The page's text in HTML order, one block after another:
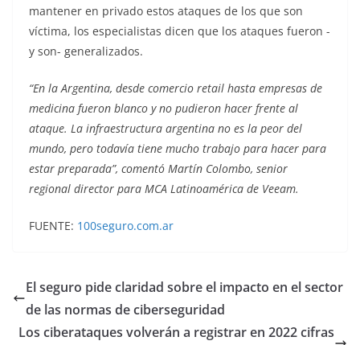
mantener en privado estos ataques de los que son
víctima, los especialistas dicen que los ataques fueron -
y son- generalizados.
“En la Argentina, desde comercio retail hasta empresas de
medicina fueron blanco y no pudieron hacer frente al
ataque. La infraestructura argentina no es la peor del
mundo, pero todavía tiene mucho trabajo para hacer para
estar preparada”, comentó Martín Colombo, senior
regional director para MCA Latinoamérica de Veeam.
FUENTE: 100seguro.com.ar
El seguro pide claridad sobre el impacto en el sector
de las normas de ciberseguridad
Los ciberataques volverán a registrar en 2022 cifras